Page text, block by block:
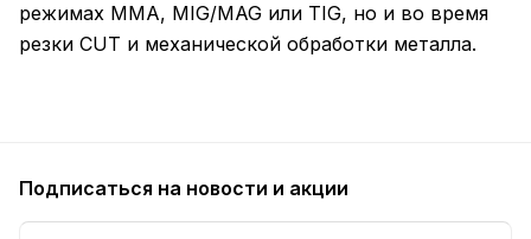
режимах MMA, MIG/MAG или TIG, но и во время
резки CUT и механической обработки металла.
Подписаться на новости и акции